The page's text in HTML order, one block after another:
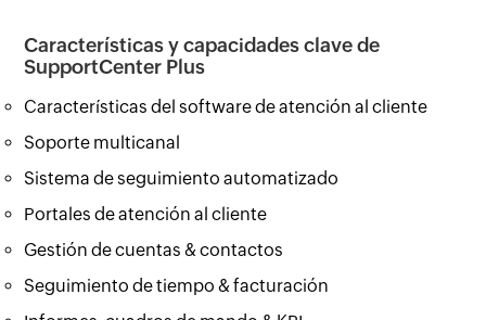
Características y capacidades clave de
SupportCenter Plus
Características del software de atención al cliente
Soporte multicanal
Sistema de seguimiento automatizado
Portales de atención al cliente
Gestión de cuentas & contactos
Seguimiento de tiempo & facturación